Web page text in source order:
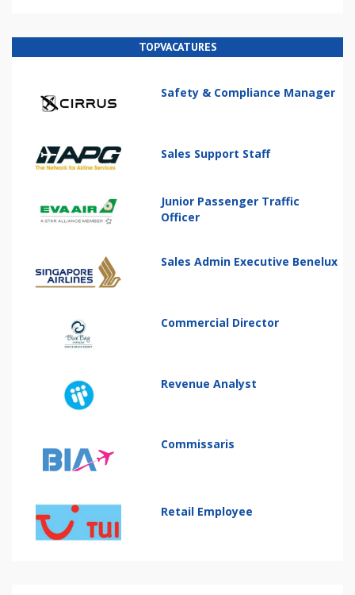
TOPVACATURES
Safety & Compliance Manager
Sales Support Staff
Junior Passenger Traffic
Officer
Sales Admin Executive Benelux
Commercial Director
Revenue Analyst
Commissaris
Retail Employee